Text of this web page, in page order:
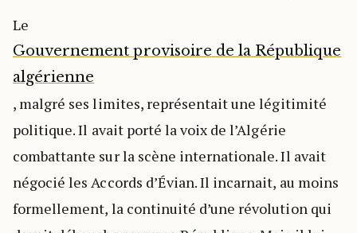
Le
Gouvernement provisoire de la République
algérienne
, malgré ses limites, représentait une légitimité
politique. Il avait porté la voix de l’Algérie
combattante sur la scène internationale. Il avait
négocié les Accords d’Évian. Il incarnait, au moins
formellement, la continuité d’une révolution qui